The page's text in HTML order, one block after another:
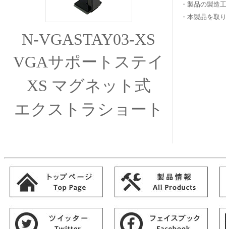
N-VGASTAY03-XS
VGAサポートステイ
XS マグネット式
エクストラショート
・製品の製造
・本製品を取